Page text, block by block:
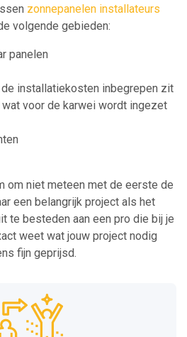
zonnepanelen installateurs
volgende gebieden:
panelen
installatiekosten inbegrepen zit
wat voor de karwei wordt ingezet
om niet meteen met de eerste de
een belangrijk project als het
te besteden aan een pro die bij je
weet wat jouw project nodig
fijn geprijsd.